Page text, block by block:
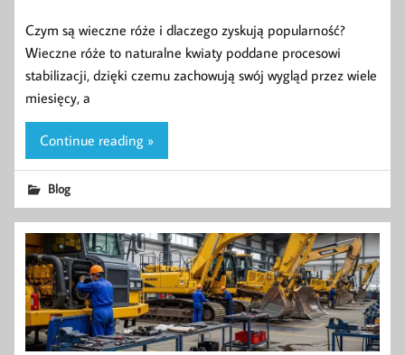
Czym są wieczne róże i dlaczego zyskują popularność?
Wieczne róże to naturalne kwiaty poddane procesowi
stabilizacji, dzięki czemu zachowują swój wygląd przez wiele
miesięcy, a
Continue reading »
Blog